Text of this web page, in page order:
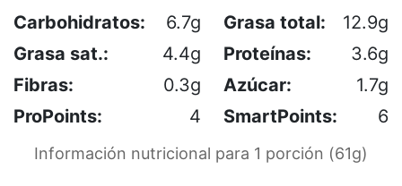
Carbohidratos: 6.7g Grasa total:
12.9g
Grasa sat.:
4.4g Proteínas:
3.6g
Fibras:
0.3g Azúcar:
1.7g
ProPoints:
4 SmartPoints: 6
Información nutricional para 1 porción (61g)